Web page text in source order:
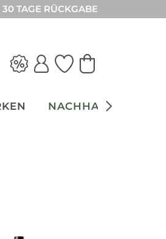
30 TAGE RÜCKGABE
NACHHALTIGKEIT